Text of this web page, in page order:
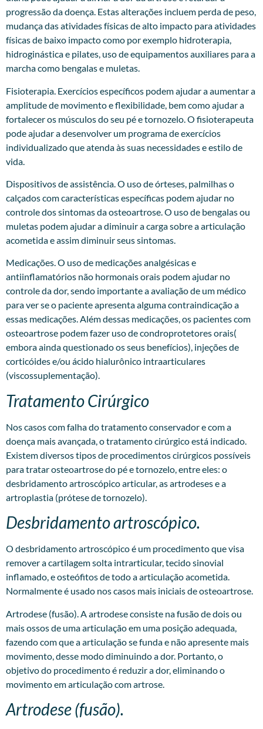
progressão da doença. Estas alterações incluem perda de peso,
mudança das atividades físicas de alto impacto para atividades
físicas de baixo impacto como por exemplo hidroterapia,
hidroginástica e pilates, uso de equipamentos auxiliares para a
marcha como bengalas e muletas.
Fisioterapia. Exercícios específicos podem ajudar a aumentar a
amplitude de movimento e flexibilidade, bem como ajudar a
fortalecer os músculos do seu pé e tornozelo. O fisioterapeuta
pode ajudar a desenvolver um programa de exercícios
individualizado que atenda às suas necessidades e estilo de
vida.
Dispositivos de assistência. O uso de órteses, palmilhas o
calçados com características específicas podem ajudar no
controle dos sintomas da osteoartrose. O uso de bengalas ou
muletas podem ajudar a diminuir a carga sobre a articulação
acometida e assim diminuir seus sintomas.
Medicações. O uso de medicações analgésicas e
antiinflamatórios não hormonais orais podem ajudar no
controle da dor, sendo importante a avaliação de um médico
para ver se o paciente apresenta alguma contraindicação a
essas medicações. Além dessas medicações, os pacientes com
osteoartrose podem fazer uso de condroprotetores orais(
embora ainda questionado os seus benefícios), injeções de
corticóides e/ou ácido hialurônico intraarticulares
(viscossuplementação).
Tratamento Cirúrgico
Nos casos com falha do tratamento conservador e com a
doença mais avançada, o tratamento cirúrgico está indicado.
Existem diversos tipos de procedimentos cirúrgicos possíveis
para tratar osteoartrose do pé e tornozelo, entre eles: o
desbridamento artroscópico articular, as artrodeses e a
artroplastia (prótese de tornozelo).
Desbridamento artroscópico.
O desbridamento artroscópico é um procedimento que visa
remover a cartilagem solta intrarticular, tecido sinovial
inflamado, e osteófitos de todo a articulação acometida.
Normalmente é usado nos casos mais iniciais de osteoartrose.
Artrodese (fusão). A artrodese consiste na fusão de dois ou
mais ossos de uma articulação em uma posição adequada,
fazendo com que a articulação se funda e não apresente mais
movimento, desse modo diminuindo a dor. Portanto, o
objetivo do procedimento é reduzir a dor, eliminando o
movimento em articulação com artrose.
Artrodese (fusão).